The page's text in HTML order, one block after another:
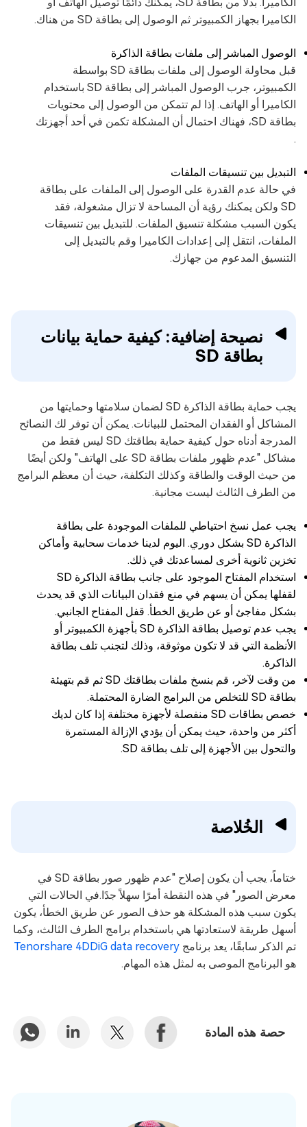
الكاميرا بجهاز الكمبيوتر ثم الوصول إلى بطاقة SD من هناك.
الوصول المباشر إلى ملفات بطاقة الذاكرة
قبل محاولة الوصول إلى ملفات بطاقة SD بواسطة
الكمبيوتر، جرب الوصول المباشر إلى بطاقة SD باستخدام
الكاميرا أو الهاتف. إذا لم تتمكن من الوصول إلى محتويات
بطاقة SD، فهناك احتمال أن المشكلة تكمن في أحد أجهزتك
.
التبديل بين تنسيقات الملفات
في حالة عدم القدرة على الوصول إلى الملفات على بطاقة
SD ولكن يمكنك رؤية أن المساحة لا تزال مشغولة، فقد
يكون السبب مشكلة تنسيق الملفات. للتبديل بين تنسيقات
الملفات، انتقل إلى إعدادات الكاميرا وقم بالتبديل إلى
التنسيق المدعوم من جهازك.
نصيحة إضافية: كيفية حماية بيانات
بطاقة SD
يجب حماية بطاقة الذاكرة SD لضمان سلامتها وحمايتها من
المشاكل أو الفقدان المحتمل للبيانات. يمكن أن توفر لك النصائح
المدرجة أدناه حول كيفية حماية بطاقتك SD ليس فقط من
مشاكل "عدم ظهور ملفات بطاقة SD على الهاتف" ولكن أيضًا
من حيث الوقت والطاقة وكذلك التكلفة، حيث أن معظم البرامج
من الطرف الثالث ليست مجانية.
يجب عمل نسخ احتياطي للملفات الموجودة على بطاقة
الذاكرة SD بشكل دوري. اليوم لدينا خدمات سحابية وأماكن
تخزين ثانوية أخرى لمساعدتك في ذلك.
استخدام المفتاح الموجود على جانب بطاقة الذاكرة SD
لقفلها يمكن أن يسهم في منع فقدان البيانات الذي قد يحدث
بشكل مفاجئ أو عن طريق الخطأ. قفل المفتاح الجانبي.
يجب عدم توصيل بطاقة الذاكرة SD بأجهزة الكمبيوتر أو
الأنظمة التي قد لا تكون موثوقة، وذلك لتجنب تلف بطاقة
الذاكرة.
من وقت لآخر، قم بنسخ ملفات بطاقتك SD ثم قم بتهيئة
بطاقة SD للتخلص من البرامج الضارة المحتملة.
خصص بطاقات SD منفصلة لأجهزة مختلفة إذا كان لديك
أكثر من واحدة، حيث يمكن أن يؤدي الإزالة المستمرة
والتحول بين الأجهزة إلى تلف بطاقة SD.
الخُلاصة
ختاماً، يجب أن يكون إصلاح "عدم ظهور صور بطاقة SD في
معرض الصور" في هذه النقطة أمرًا سهلاً جدًا.في الحالات التي
يكون سبب هذه المشكلة هو حذف الصور عن طريق الخطأ، يكون
أسهل طريقة لاستعادتها هي باستخدام برامج الطرف الثالث، وكما
تم الذكر سابقًا، يعد برنامج Tenorshare 4DDiG data recovery
هو البرنامج الموصى به لمثل هذه المهام.
حصة هذه المادة